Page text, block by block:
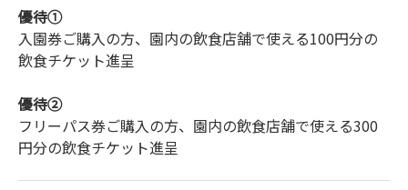
優待①
入園券ご購入の方、園内の飲食店舗で使える100円分の
飲食チケット進呈
優待②
フリーパス券ご購入の方、園内の飲食店舗で使える300
円分の飲食チケット進呈